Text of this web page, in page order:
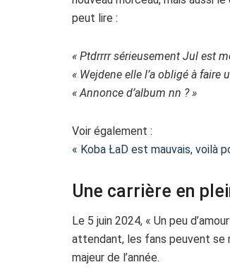
peut lire :
« Ptdrrrr sérieusement Jul est
« Wejdene elle l’a obligé à faire
« Annonce d’album nn ? »
Voir également :
« Koba ŁaD est mauvais, voilà
Une carrière en
Le 5 juin 2024, « Un peu
attendant, les fans peuvent se
majeur de l’année.